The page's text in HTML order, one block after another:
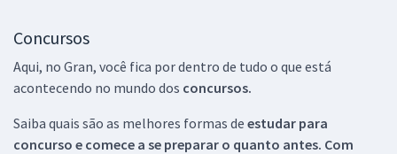
Concursos
Aqui, no Gran, você fica por dentro de tudo o que está
acontecendo no mundo dos concursos.
Saiba quais são as melhores formas de estudar para
concurso e comece a se preparar o quanto antes. Com